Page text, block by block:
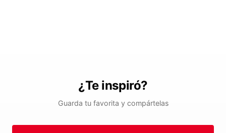
¿Te inspiró?
Guarda tu favorita y compártelas